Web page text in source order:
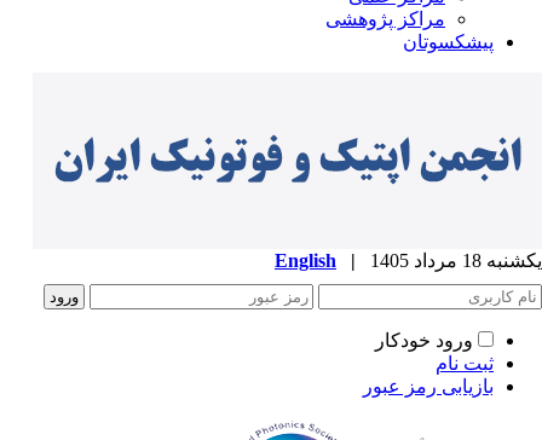
مراکز پژوهشی
پیشکسوتان
18 مرداد 1405 |
English
ورود خودکار
ثبت نام
بازیابی رمز عبور